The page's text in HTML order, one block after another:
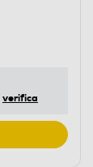
verifica